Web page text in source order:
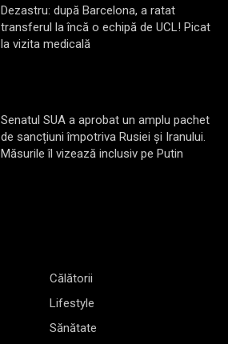
Dezastru: după Barcelona, a ratat
transferul la încă o echipă de UCL! Picat
la vizita medicală
Senatul SUA a aprobat un amplu pachet
de sancțiuni împotriva Rusiei și Iranului.
Măsurile îl vizează inclusiv pe Putin
Călătorii
Lifestyle
Sănătate